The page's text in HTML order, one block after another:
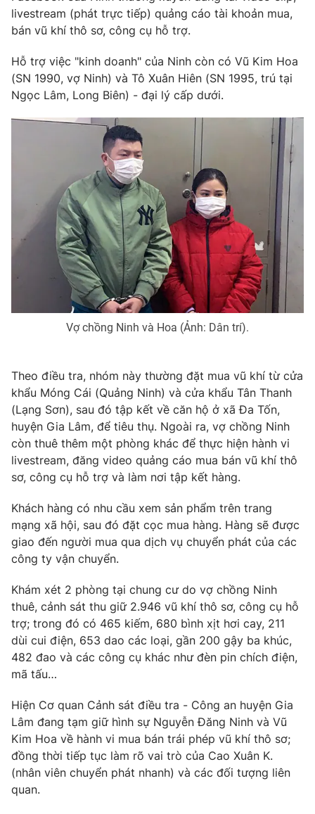
Chất lượng cuộc sống
Học trực tuyến
Công nghệ
Hitech Công nghệ tương lai
Sản phẩm
Thị trường
Tư vấn
Lịch phát sóng
Photo Infographic
Video Shorts video
VTV Money VTV Thể thao
VTV Sức khoẻ Bất động sản
Thị trường 24h Tấm lòng Việt
VTV4 Vươn mình bằng AI
VTV9 VTV8
THỜI BÁO VTV
Theo dõi báo trên
Cơ quan chủ quản:
Giấy phép hoạt động báo in và báo điện tử số 483/GP-BTTTT
cấp ngày 29/12/2023
Tổng Biên tập: Vũ Thanh Thủy
Phó Tổng Biên tập:Nguyễn Thị Mỹ Hạnh, Phạm Quốc Thắng,
Nguyễn Trọng Ninh
livestream (phát trực tiếp) quảng cáo tài khoản mua,
bán vũ khí thô sơ, công cụ hỗ trợ.
Hỗ trợ việc "kinh doanh" của Ninh còn có Vũ Kim Hoa
(SN 1990, vợ Ninh) và Tô Xuân Hiên (SN 1995, trú tại
Ngọc Lâm, Long Biên) - đại lý cấp dưới.
Vợ chồng Ninh và Hoa (Ảnh: Dân trí).
Theo điều tra, nhóm này thường đặt mua vũ khí từ cửa
khẩu Móng Cái (Quảng Ninh) và cửa khẩu Tân Thanh
(Lạng Sơn), sau đó tập kết về căn hộ ở xã Đa Tốn,
huyện Gia Lâm, để tiêu thụ. Ngoài ra, vợ chồng Ninh
còn thuê thêm một phòng khác để thực hiện hành vi
livestream, đăng video quảng cáo mua bán vũ khí thô
sơ, công cụ hỗ trợ và làm nơi tập kết hàng.
Khách hàng có nhu cầu xem sản phẩm trên trang
mạng xã hội, sau đó đặt cọc mua hàng. Hàng sẽ được
giao đến người mua qua dịch vụ chuyển phát của các
công ty vận chuyển.
Khám xét 2 phòng tại chung cư do vợ chồng Ninh
thuê, cảnh sát thu giữ 2.946 vũ khí thô sơ, công cụ hỗ
trợ; trong đó có 465 kiếm, 680 bình xịt hơi cay, 211
dùi cui điện, 653 dao các loại, gần 200 gậy ba khúc,
482 đao và các công cụ khác như đèn pin chích điện,
mã tấu…
Hiện Cơ quan Cảnh sát điều tra - Công an huyện Gia
Lâm đang tạm giữ hình sự Nguyễn Đăng Ninh và Vũ
Kim Hoa về hành vi mua bán trái phép vũ khí thô sơ;
đồng thời tiếp tục làm rõ vai trò của Cao Xuân K.
(nhân viên chuyển phát nhanh) và các đối tượng liên
quan.